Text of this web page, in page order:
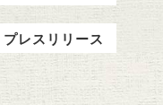
プレスリリース